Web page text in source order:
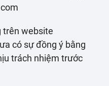
trên website
có sự đồng ý bằng
trách nhiệm trước